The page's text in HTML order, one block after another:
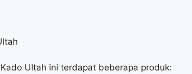
Ultah ini terdapat beberapa produk: